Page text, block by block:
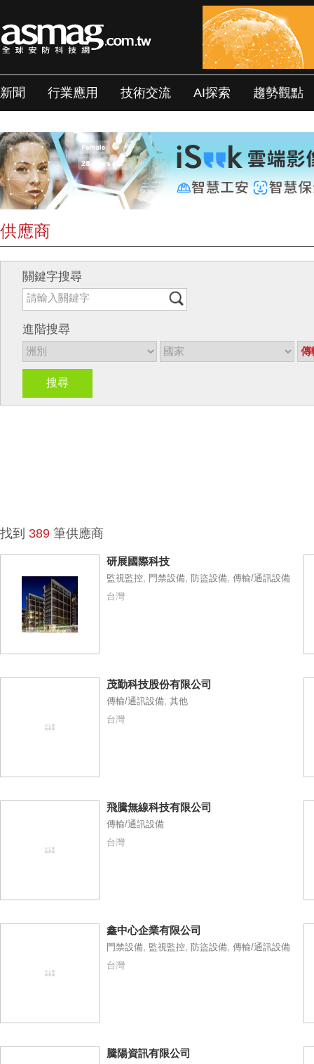
新聞 行業應用 技術交流 AI探索 趨勢觀點
供應商
關鍵字搜尋
進階搜尋
搜尋
找到 389 筆供應商
研展國際科技
監視監控, 門禁設備, 防盜設備, 傳輸/通訊設備
台灣
茂勤科技股份有限公司
傳輸/通訊設備, 其他
台灣
飛騰無線科技有限公司
傳輸/通訊設備
台灣
鑫中心企業有限公司
門禁設備, 監視監控, 防盜設備, 傳輸/通訊設備
台灣
騰陽資訊有限公司